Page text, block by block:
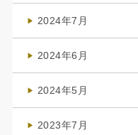
2024年7月
2024年6月
2024年5月
2023年7月